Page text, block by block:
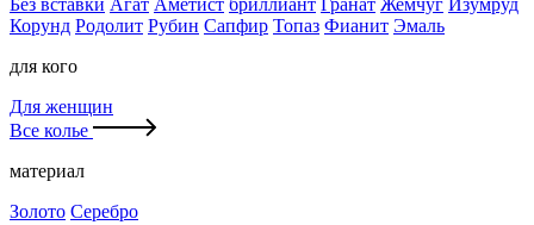
Без вставки Агат Аметист бриллиант Гранат Жемчуг Изумруд
Корунд Родолит Рубин Сапфир Топаз Фианит Эмаль
для кого
Для женщин
Все колье
материал
Золото Серебро